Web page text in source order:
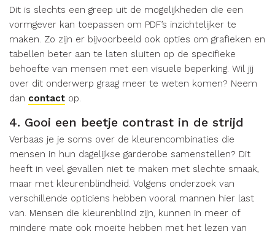
Dit is slechts een greep uit de mogelijkheden die een
vormgever kan toepassen om PDF’s inzichtelijker te
maken. Zo zijn er bijvoorbeeld ook opties om grafieken en
tabellen beter aan te laten sluiten op de specifieke
behoefte van mensen met een visuele beperking. Wil jij
over dit onderwerp graag meer te weten komen? Neem
dan contact op.
4. Gooi een beetje contrast in de strijd
Verbaas je je soms over de kleurencombinaties die
mensen in hun dagelijkse garderobe samenstellen? Dit
heeft in veel gevallen niet te maken met slechte smaak,
maar met kleurenblindheid. Volgens onderzoek van
verschillende opticiens hebben vooral mannen hier last
van. Mensen die kleurenblind zijn, kunnen in meer of
mindere mate ook moeite hebben met het lezen van